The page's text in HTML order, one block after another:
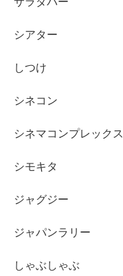
シアター
しつけ
シネコン
シネマコンプレックス
シモキタ
ジャグジー
ジャパンラリー
しゃぶしゃぶ